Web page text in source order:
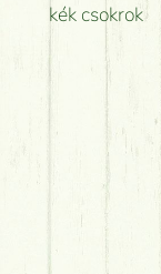
kék csokrok